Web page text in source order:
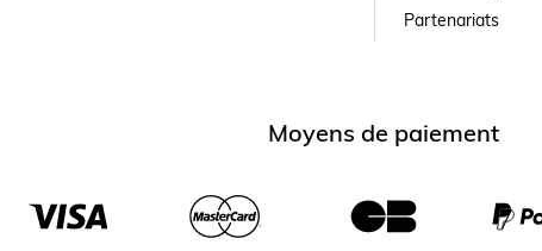
Partenariats
Moyens de paiement